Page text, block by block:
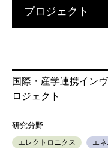
プロジェクト
国際・産学連携イン
ロジェクト
エレクトロニクス エ